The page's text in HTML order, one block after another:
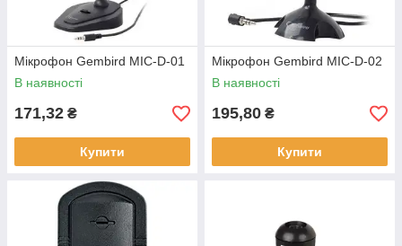
Мікрофон Gembird MIC-D-01
В наявності
171,32 ₴
Купити
Мікрофон Gembird MIC-D-02
В наявності
195,80 ₴
Купити